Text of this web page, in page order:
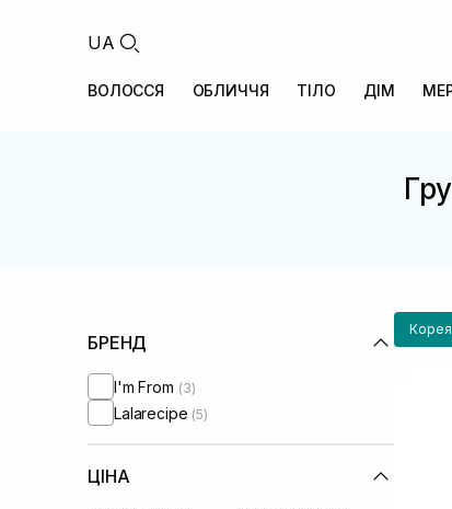
UA
ВОЛОССЯ ОБЛИЧЧЯ ТІЛО ДІМ
БРЕНД
I'm From (3)
Lalarecipe (5)
ЦІНА
Корея